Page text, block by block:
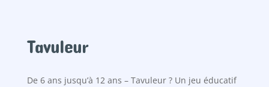
Tavuleur
De 6 ans jusqu’à 12 ans – Tavuleur ? Un jeu éducatif